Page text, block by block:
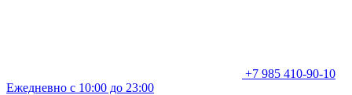
+7 985 410-90-10
Ежедневно с 10:00 до 23:00